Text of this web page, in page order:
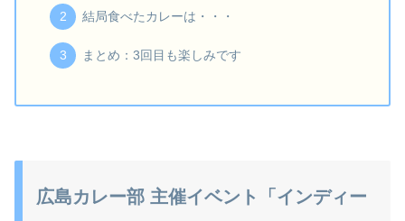
結局食べたカレーは・・・
まとめ：3回目も楽しみです
広島カレー部 主催イベント「インディー